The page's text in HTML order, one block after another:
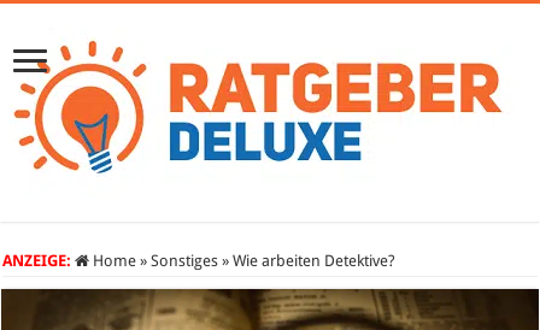
ANZEIGE: Home » Sonstiges » Wie arbeiten Detektive?